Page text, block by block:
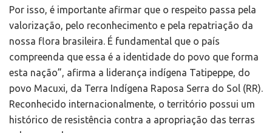
Por isso, é importante afirmar que o respeito passa pela
valorização, pelo reconhecimento e pela repatriação da
nossa flora brasileira. É fundamental que o país
compreenda que essa é a identidade do povo que forma
esta nação”, afirma a liderança indígena Tatipeppe, do
povo Macuxi, da Terra Indígena Raposa Serra do Sol (RR).
Reconhecido internacionalmente, o território possui um
histórico de resistência contra a apropriação das terras